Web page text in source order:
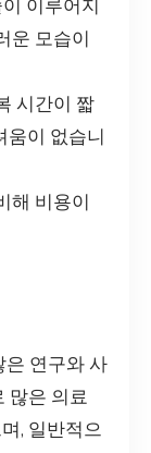
이루어지
운 모습이
시간이 짧
움이 없습니
해 비용이
은 연구와 사
많은 의료
, 일반적으